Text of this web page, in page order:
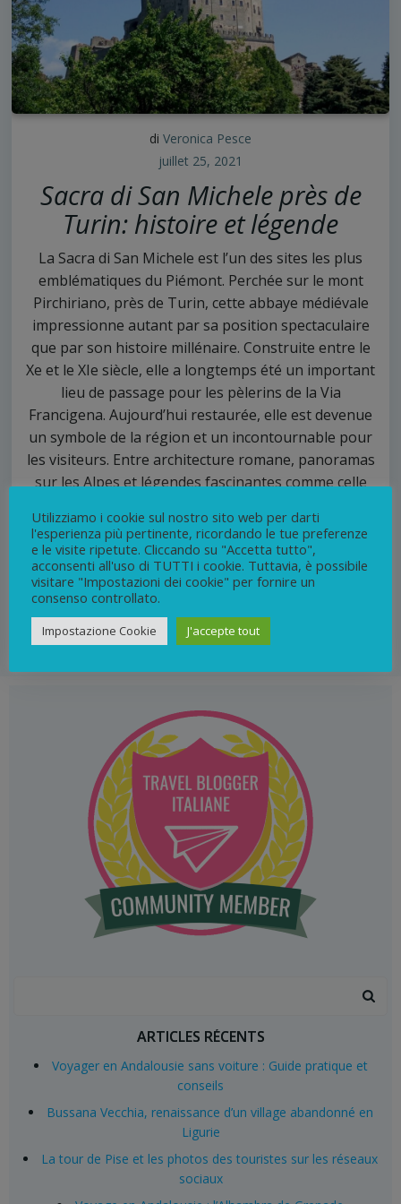
di Veronica Pesce
juillet 25, 2021
Sacra di San Michele près de
Turin: histoire et légende
La Sacra di San Michele est l’un des sites les plus
emblématiques du Piémont. Perchée sur le mont
Pirchiriano, près de Turin, cette abbaye médiévale
impressionne autant par sa position spectaculaire
que par son histoire millénaire. Construite entre le
Xe et le XIe siècle, elle a longtemps été un important
lieu de passage pour les pèlerins de la Via
Francigena. Aujourd’hui restaurée, elle est devenue
un symbole de la région et un incontournable pour
les visiteurs. Entre architecture romane, panoramas
sur les Alpes et légendes fascinantes comme celle
offre une expérience unique mêlant histoire,
spiritualité et nature. Accessible en voiture ou par
de magnifiques sentiers de randonnée, elle reste
une excursion incontournable depuis Turin.
0
ARTICLES RÉCENTS
Voyager en Andalousie sans voiture : Guide pratique et
conseils
Bussana Vecchia, renaissance d’un village abandonné en
Ligurie
La tour de Pise et les photos des touristes sur les réseaux
sociaux
Utilizziamo i cookie sul nostro sito web per darti
l'esperienza più pertinente, ricordando le tue preferenze
e le visite ripetute. Cliccando su "Accetta tutto",
acconsenti all'uso di TUTTI i cookie. Tuttavia, è possibile
visitare "Impostazioni dei cookie" per fornire un
consenso controllato.
Impostazione Cookie J'accepte tout